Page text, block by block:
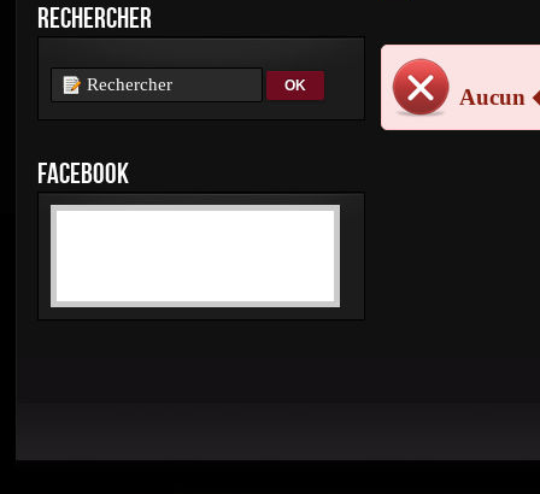
RECHERCHER
FACEBOOK
Aucun